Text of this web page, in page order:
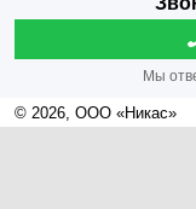
© 2026, ООО «Никас»